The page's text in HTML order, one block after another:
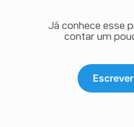
Reações adversas
e 1% dos
- Incomum: diarreia,
Alguns pacientes
reações adversas
Já conhece esse
contar um